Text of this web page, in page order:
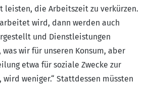
leisten, die Arbeitszeit zu verkürzen.
wird, dann werden auch
und Dienstleistungen
wir für unseren Konsum, aber
etwa für soziale Zwecke zur
wird weniger.“ Stattdessen müssten